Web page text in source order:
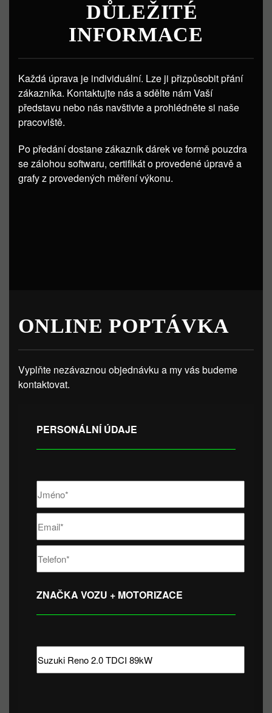
DŮLEŽITÉ
INFORMACE
Každá úprava je individuální. Lze ji přizpůsobit přání
zákazníka. Kontaktujte nás a sdělte nám Vaší
představu nebo nás navštivte a prohlédněte si naše
pracoviště.
Po předání dostane zákazník dárek ve formě pouzdra
se zálohou softwaru, certifikát o provedené úpravě a
grafy z provedených měření výkonu.
ONLINE POPTÁVKA
Vyplňte nezávaznou objednávku a my vás budeme
kontaktovat.
PERSONÁLNÍ ÚDAJE
ZNAČKA VOZU + MOTORIZACE